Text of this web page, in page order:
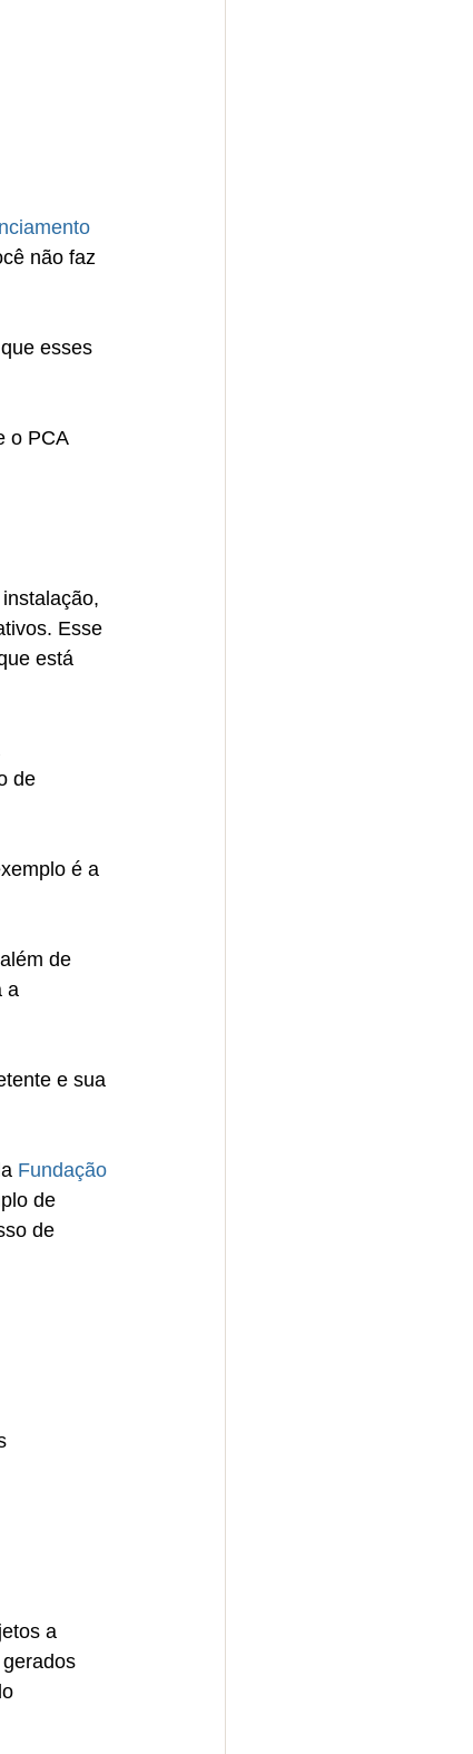
não faz
esses
o PCA
Esse
está
de
é a
de
a
e sua
Fundação
de
de
a